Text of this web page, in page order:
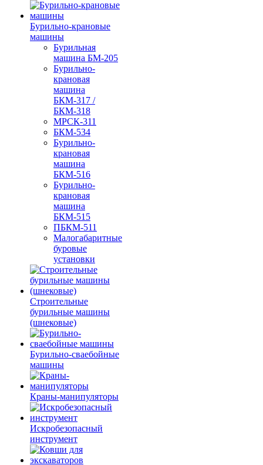
Бурильно-крановые
машины
Бурильная
машина БМ-205
Бурильно-
крановая
машина
БКМ-317 /
БКМ-318
МРСК-311
БКМ-534
Бурильно-
крановая
машина
БКМ-516
Бурильно-
крановая
машина
БКМ-515
ПБКМ-511
Малогабаритные
буровые
установки
Строительные
бурильные машины
(шнековые)
Бурильно-сваебойные
машины
Краны-манипуляторы
Искробезопасный
инструмент